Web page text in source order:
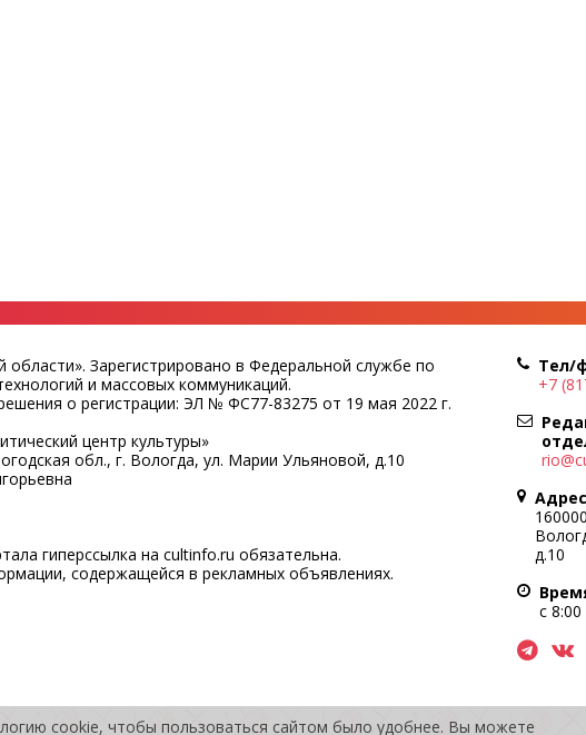
области». Зарегистрировано в Федеральной службе по
и массовых коммуникаций.
о регистрации: ЭЛ № ФС77-83275 от 19 мая 2022 г.
центр культуры»
обл., г. Вологда, ул. Марии Ульяновой, д.10
гиперссылка на cultinfo.ru обязательна.
содержащейся в рекламных объявлениях.
Тел/
+7
д.10
с
cookie, чтобы пользоваться сайтом было удобнее. Вы можете